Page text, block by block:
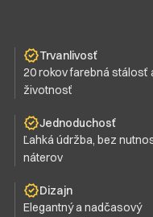
Trvanlivosť
20 rokov farebná stálosť
životnosť
Jednoduchosť
Ľahká údržba, bez
náterov
Dizajn
Elegantný a nadčasový